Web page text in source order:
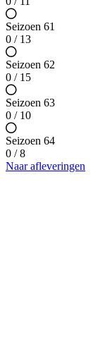
Seizoen 61
0 / 13
Seizoen 62
0 / 15
Seizoen 63
0 / 10
Seizoen 64
0 / 8
Naar afleveringen